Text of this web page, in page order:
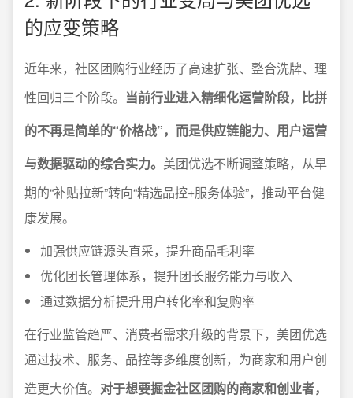
的应变策略
近年来，社区团购行业经历了高速扩张、整合洗牌、理
性回归三个阶段。 当前行业进入精细化运营阶段，比拼
的不再是简单的“价格战”，而是供应链能力、用户运营
与数据驱动的综合实力。 美团优选不断调整策略，从早
期的“补贴拉新”转向“精选品控+服务体验”，推动平台健
康发展。
加强供应链源头直采，提升商品毛利率
优化团长管理体系，提升团长服务能力与收入
通过数据分析提升用户转化率和复购率
在行业监管趋严、消费者需求升级的背景下，美团优选
通过技术、服务、品控等多维度创新，为商家和用户创
造更大价值。 对于想要掘金社区团购的商家和创业者，